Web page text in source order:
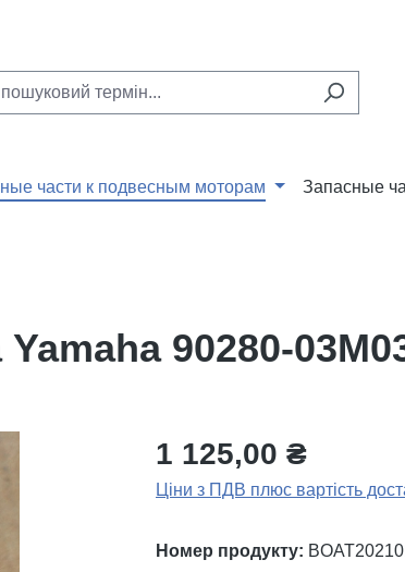
части к подвесным моторам Запасные
90280-
1 125,00 ₴
Ціни з ПДВ плюс вартість
Номер продукту: